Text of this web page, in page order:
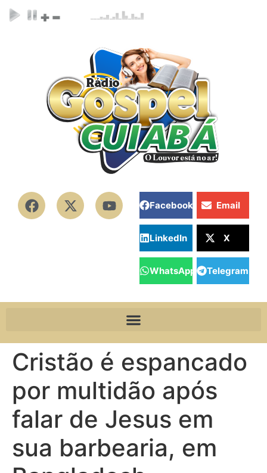
Facebook Email
LinkedIn X
WhatsApp Telegram
Cristão é espancado
por multidão após
falar de Jesus em
sua barbearia, em